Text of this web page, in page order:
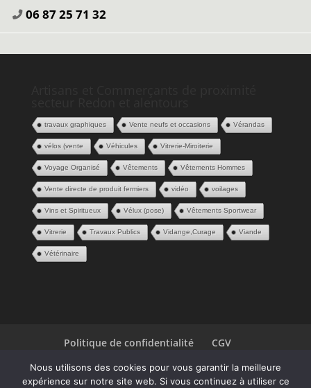
06 87 25 71 32
travaux graphiques Vente neufs et occasions Vérandas
vélos (vente Véhicules Vitrerie-Miroiterie
Voyage Organisé Vêtements Vêtements Hommes
Vente directe de produit fermiers vidéo voilages
Vins et Spiritueux Vélux (pose) Vêtements Sportwear
Vitrerie Travaux Publics Vidange,Curage Viande
Vétérinaire
Politique de confidentialité
CGV
Nous utilisons des cookies pour vous garantir la meilleure
expérience sur notre site web. Si vous continuez à utiliser ce